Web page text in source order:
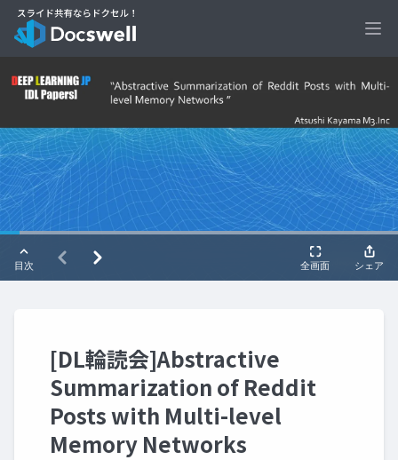
[DL輪読会]Abstractive
Summarization of Reddit
Posts with Multi-level
Memory Networks